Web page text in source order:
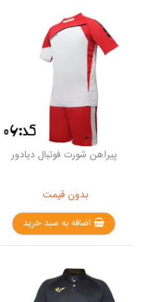
پیراهن شورت فوتبال دیادور
بدون قیمت
اضافه به سبد خرید